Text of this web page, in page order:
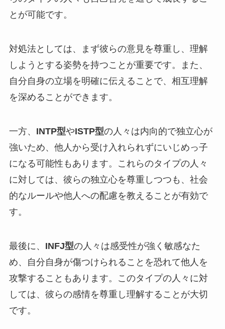
とが可能です。
対処法としては、まず彼らの意見を尊重し、理解
しようとする姿勢を持つことが重要です。また、
自分自身の立場を明確に伝えることで、相互理解
を深めることができます。
一方、 INTP型やISTP型の人々は内向的で独立心が
強いため、他人から受け入れられずにいじめっ子
になる可能性もあります。これらのタイプの人々
に対しては、彼らの独立心を尊重しつつも、社会
的なルールや他人への配慮を教えることが有効で
す。
最後に、 INFJ型の人々は感受性が強く敏感なた
め、自分自身が傷つけられることを恐れて他人を
攻撃することもあります。このタイプの人々に対
しては、彼らの感情を尊重し理解することが大切
です。